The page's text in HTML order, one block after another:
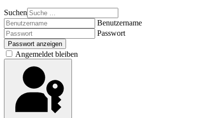
Suchen
Benutzername
Passwort
Passwort anzeigen
Angemeldet bleiben